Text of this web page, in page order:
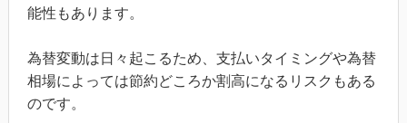
能性もあります。
為替変動は日々起こるため、支払いタイミングや為替
相場によっては節約どころか割高になるリスクもある
のです。